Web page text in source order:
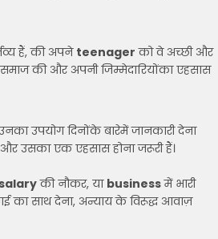
हैं, की अपने teenager को वे अच्छी और
की और अपनी जिम्मेदारियोंका एहसास
उपयोग दिनोंके बारेमें जानकारी देना
उसका एक एहसास होना जरूरी हैं।
की नौकर, या businessमें भारी
का साथ देना, अन्याय के विरूद्ध आवाज़